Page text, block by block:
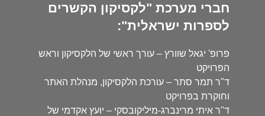
חברי מערכת "לקסיקון הקשרים
לספרות ישראלית":
פרופ' יגאל שוורץ – עורך ראשי של הלקסיקון וראש
הפרויקט
ד"ר תמר סתר – עורכת הלקסיקון, מנהלת האתר
וחוקרת בפרויקט
ד"ר איתי מרינברג-מיליקובסקי – יועץ אקדמי של